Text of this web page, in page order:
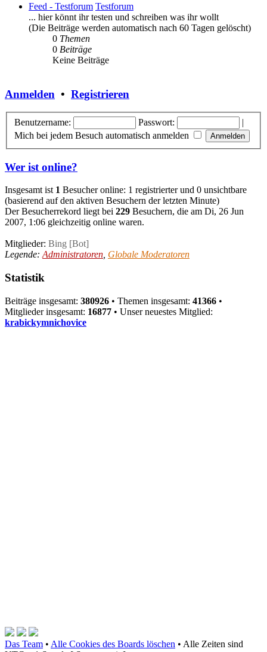
Feed - Testforum Testforum
... hier könnt ihr testen und schreiben was ihr wollt
(Die Beiträge werden automatisch nach 60 Tagen gelöscht)
0 Themen
0 Beiträge
Keine Beiträge
Anmelden • Registrieren
Benutzername: Passwort:
|
Mich bei jedem Besuch automatisch anmelden
Wer ist online?
Insgesamt ist 1 Besucher online: 1 registrierter und 0 unsichtbare
(basierend auf den aktiven Besuchern der letzten Minute)
Der Besucherrekord liegt bei 229 Besuchern, die am Di, 26 Jun
2007, 1:06 gleichzeitig online waren.
Mitglieder: Bing [Bot]
Legende: Administratoren Globale Moderatoren
Statistik
Beiträge insgesamt: 380926 • Themen insgesamt: 41366 •
Mitglieder insgesamt: 16877 • Unser neuestes Mitglied:
krabickymnichovice
Das Team • Alle Cookies des Boards löschen • Alle Zeiten sind